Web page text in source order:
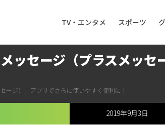
TV・エンタメ スポーツ
ッセージ（プラスメッセ
ージ）」アプリでさらに使いやすく便利に！
2019年9月3日